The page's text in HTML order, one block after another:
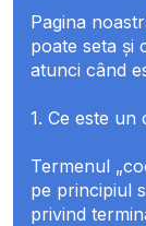
Pagina
poate seta și
atunci când
1. Ce este un
Termenul
pe principiul
privind